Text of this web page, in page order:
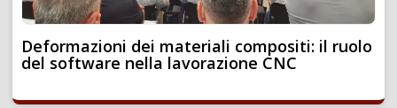
Deformazioni dei materiali compositi: il ruolo
del software nella lavorazione CNC